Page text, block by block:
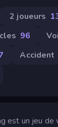
2 joueurs
96
Accident
est un jeu